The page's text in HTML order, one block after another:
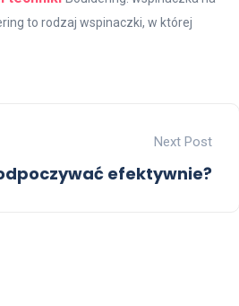
to rodzaj wspinaczki, w której
Next Post
efektywnie?